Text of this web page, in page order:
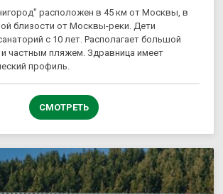
расположен в 45 км от Москвы, в
близости от Москвы-реки. Дети
с 10 лет. Располагает большой
частным пляжем. Здравница имеет
профиль.
СМОТРЕТЬ